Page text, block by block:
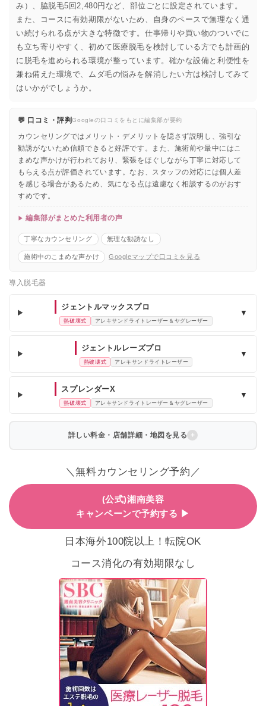
み）、脇脱毛5回2,480円など、部位ごとに設定されています。
また、コースに有効期限がないため、自身のペースで無理なく通
い続けられる点が大きな特徴です。仕事帰りや買い物のついでに
も立ち寄りやすく、初めて医療脱毛を検討している方でも計画的
に脱毛を進められる環境が整っています。確かな設備と利便性を
兼ね備えた環境で、ムダ毛の悩みを解消したい方は検討してみて
はいかがでしょうか。
💬 口コミ・評判Googleの口コミをもとに編集部が要約
カウンセリングではメリット・デメリットを隠さず説明し、強引な
勧誘がないため信頼できると好評です。また、施術前や最中にはこ
まめな声かけが行われており、緊張をほぐしながら丁寧に対応して
もらえる点が評価されています。なお、スタッフの対応には個人差
を感じる場合があるため、気になる点は遠慮なく相談するのがおす
すめです。
編集部がまとめた利用者の声
丁寧なカウンセリング 無理な勧誘なし
施術中のこまめな声かけ Googleマップで口コミを見る
導入脱毛器
ジェントルマックスプロ
熱破壊式 アレキサンドライトレーザー＆ヤグレーザー
▼
ジェントルレーズプロ
熱破壊式 アレキサンドライトレーザー
▼
スプレンダーX
熱破壊式 アレキサンドライトレーザー＆ヤグレーザー
▼
詳しい料金・店舗詳細・地図を見る
＼無料カウンセリング予約／
(公式)湘南美容
キャンペーンで予約する ▶
日本海外100院以上！転院OK
コース消化の有効期限なし